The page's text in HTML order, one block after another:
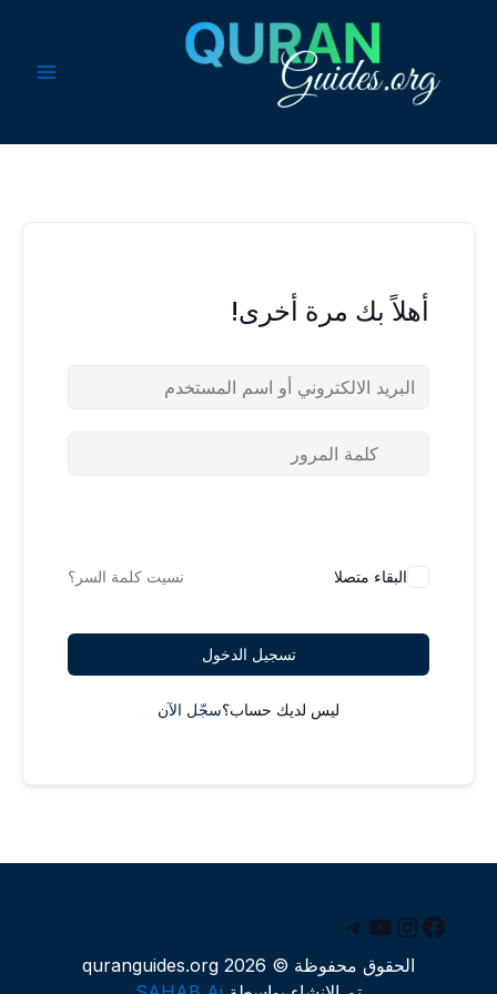
أهلاً بك مرة أخرى!
البقاء متصلا نسيت كلمة السر؟
تسجيل الدخول
ليس لديك حساب؟سجّل الآن
فيسبوكإنستجرام
يوتيوب
تيليجرام
الحقوق محفوظة © 2026 quranguides.org